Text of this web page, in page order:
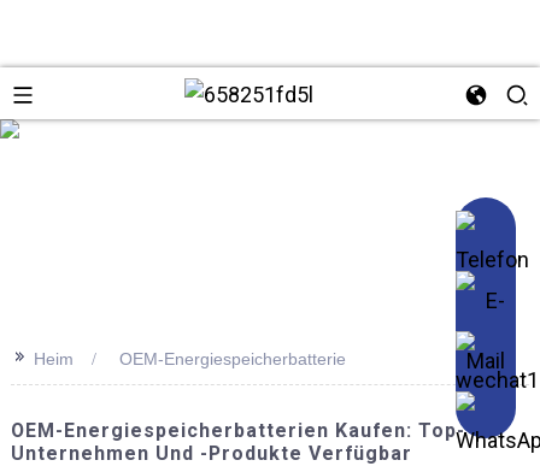
>> Heim OEM-Energiespeicherbatterie
OEM-Energiespeicherbatterien Kaufen: Top-
Unternehmen Und -Produkte Verfügbar